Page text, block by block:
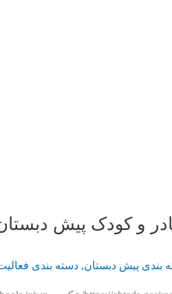
و کودک پیش
بندی پیش دبستان, دسته بندی